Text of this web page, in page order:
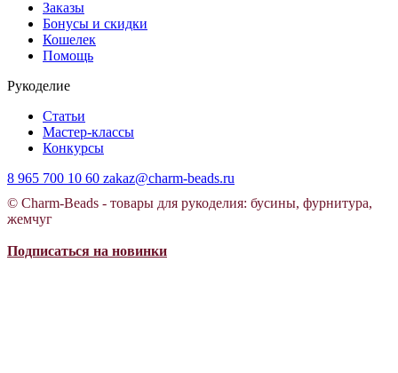
Заказы
Бонусы и скидки
Кошелек
Помощь
Рукоделие
Статьи
Мастер-классы
Конкурсы
8 965 700 10 60 zakaz@charm-beads.ru
© Charm-Beads - товары для рукоделия: бусины, фурнитура,
жемчуг
Подписаться на новинки